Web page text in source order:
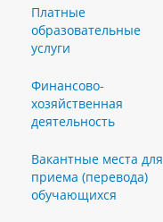
Платные
образовательные
услуги
Финансово-
хозяйственная
деятельность
Вакантные места для
приема (перевода)
обучающихся